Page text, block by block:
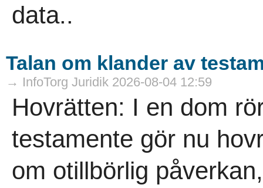
data..
Talan om klander av
→ InfoTorg Juridik 2026-08-04 12:59
Hovrätten: I en dom
testamente gör nu
om otillbörlig